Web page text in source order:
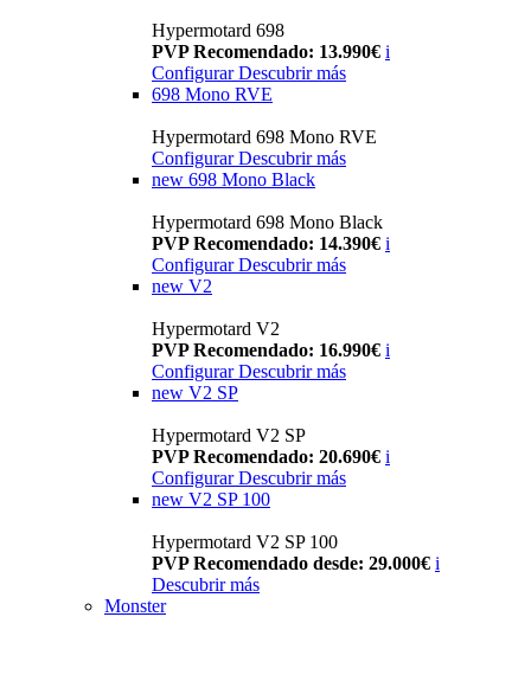
Hypermotard 698
PVP Recomendado: 13.990€ i
ConfigurarDescubrir más
698 Mono RVE
Hypermotard 698 Mono RVE
Configurar Descubrir más
new 698 Mono Black
Hypermotard 698 Mono Black
PVP Recomendado: 14.390€ i
Configurar Descubrir más
new V2
Hypermotard V2
PVP Recomendado: 16.990€ i
Configurar Descubrir más
new V2 SP
Hypermotard V2 SP
PVP Recomendado: 20.690€ i
Configurar Descubrir más
new V2 SP 100
Hypermotard V2 SP 100
PVP Recomendado desde: 29.000€ i
Descubrir más
Monster